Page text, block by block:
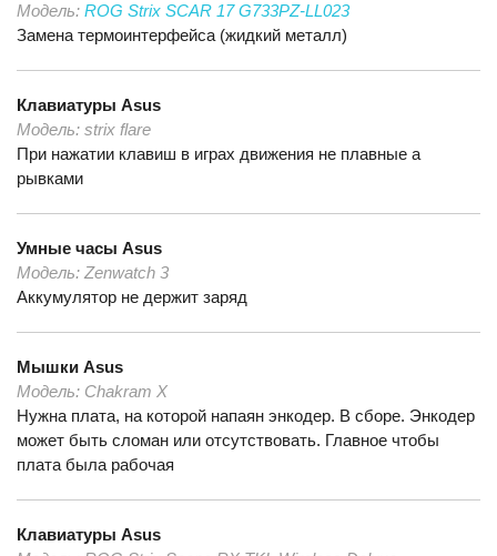
Модель: ROG Strix SCAR 17 G733PZ-LL023
Замена термоинтерфейса (жидкий металл)
Клавиатуры Asus
Модель: strix flare
При нажатии клавиш в играх движения не плавные а
рывками
Умные часы Asus
Модель: Zenwatch 3
Аккумулятор не держит заряд
Мышки Asus
Модель: Chakram X
Нужна плата, на которой напаян энкодер. В сборе. Энкодер
может быть сломан или отсутствовать. Главное чтобы
плата была рабочая
Клавиатуры Asus